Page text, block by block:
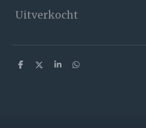
Uitverkocht
D
D
S
D